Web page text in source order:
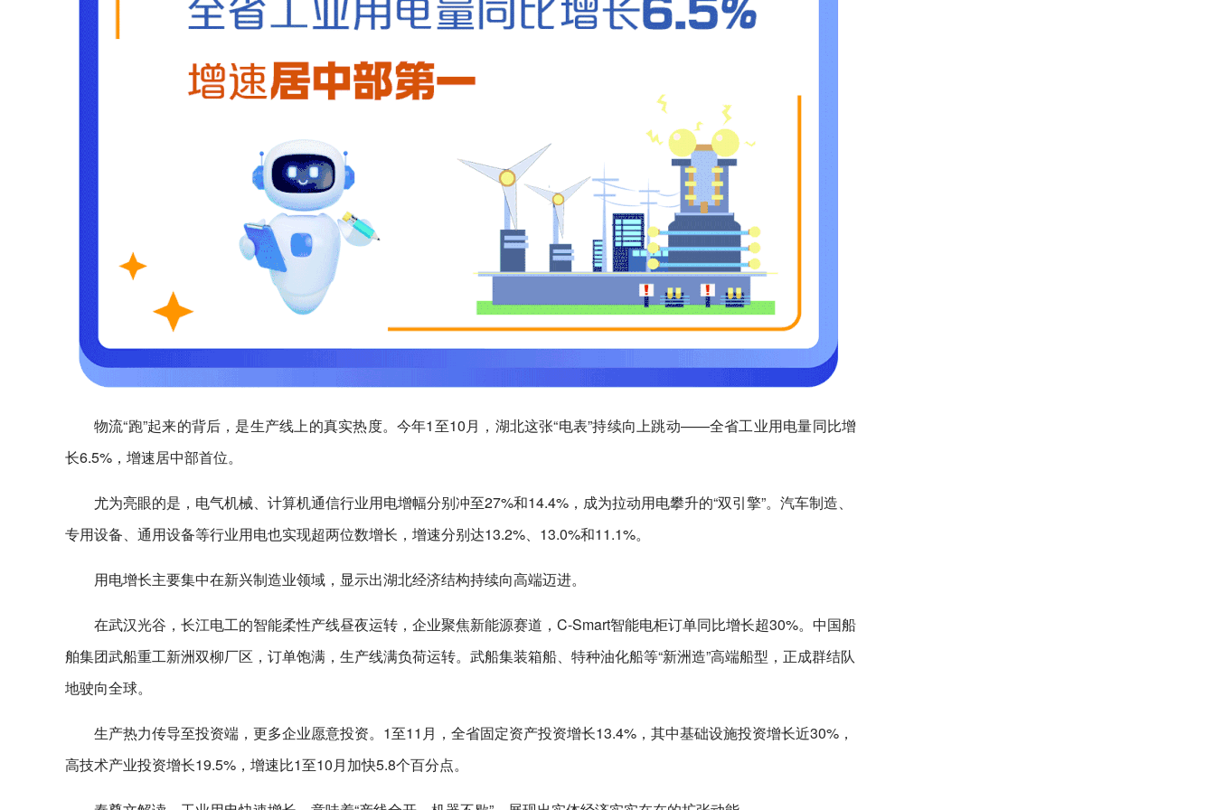
物流“跑”起来的背后，是生产线上的真实热度。今年1至10月，湖北这张“电表”持续向上跳动——全省工业用电量同比增
长6.5%，增速居中部首位。
尤为亮眼的是，电气机械、计算机通信行业用电增幅分别冲至27%和14.4%，成为拉动用电攀升的“双引擎”。汽车制造、
专用设备、通用设备等行业用电也实现超两位数增长，增速分别达13.2%、13.0%和11.1%。
用电增长主要集中在新兴制造业领域，显示出湖北经济结构持续向高端迈进。
在武汉光谷，长江电工的智能柔性产线昼夜运转，企业聚焦新能源赛道，C-Smart智能电柜订单同比增长超30%。中国船
舶集团武船重工新洲双柳厂区，订单饱满，生产线满负荷运转。武船集装箱船、特种油化船等“新洲造”高端船型，正成群结队
地驶向全球。
生产热力传导至投资端，更多企业愿意投资。1至11月，全省固定资产投资增长13.4%，其中基础设施投资增长近30%，
高技术产业投资增长19.5%，增速比1至10月加快5.8个百分点。